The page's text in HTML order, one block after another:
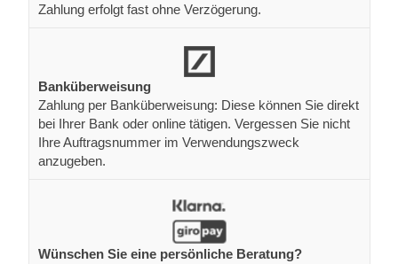
Zahlung erfolgt fast ohne Verzögerung.
Banküberweisung
Zahlung per Banküberweisung: Diese können Sie direkt
bei Ihrer Bank oder online tätigen. Vergessen Sie nicht
Ihre Auftragsnummer im Verwendungszweck
anzugeben.
Wünschen Sie eine persönliche Beratung?